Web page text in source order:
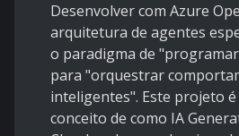
Desenvolver com Azure
arquitetura de agentes
o paradigma de
para "orquestrar
inteligentes". Este projeto
conceito de como IA